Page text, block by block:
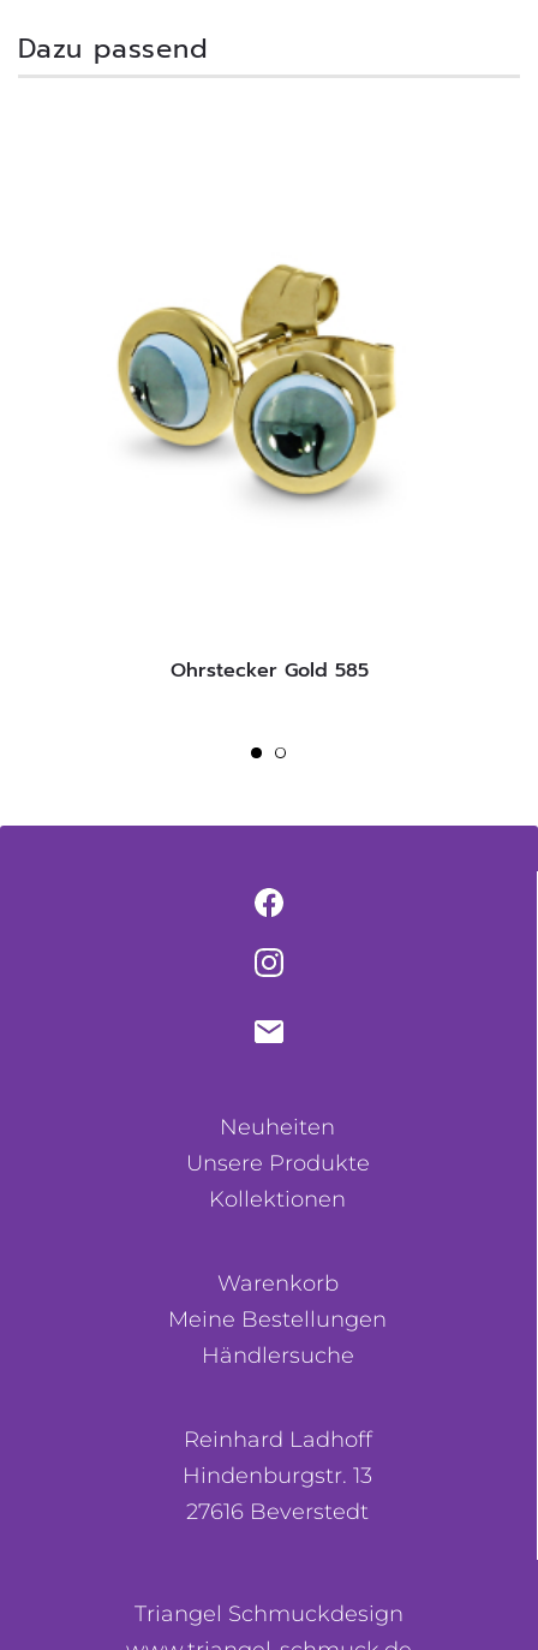
Dazu passend
Ohrstecker Gold 585
Neuheiten
Unsere Produkte
Kollektionen
Warenkorb
Meine Bestellungen
Händlersuche
Reinhard Ladhoff
Hindenburgstr. 13
27616 Beverstedt
Triangel Schmuckdesign